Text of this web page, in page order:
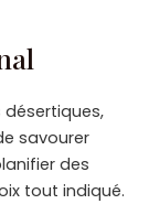
désertiques,
savourer
des
tout indiqué.